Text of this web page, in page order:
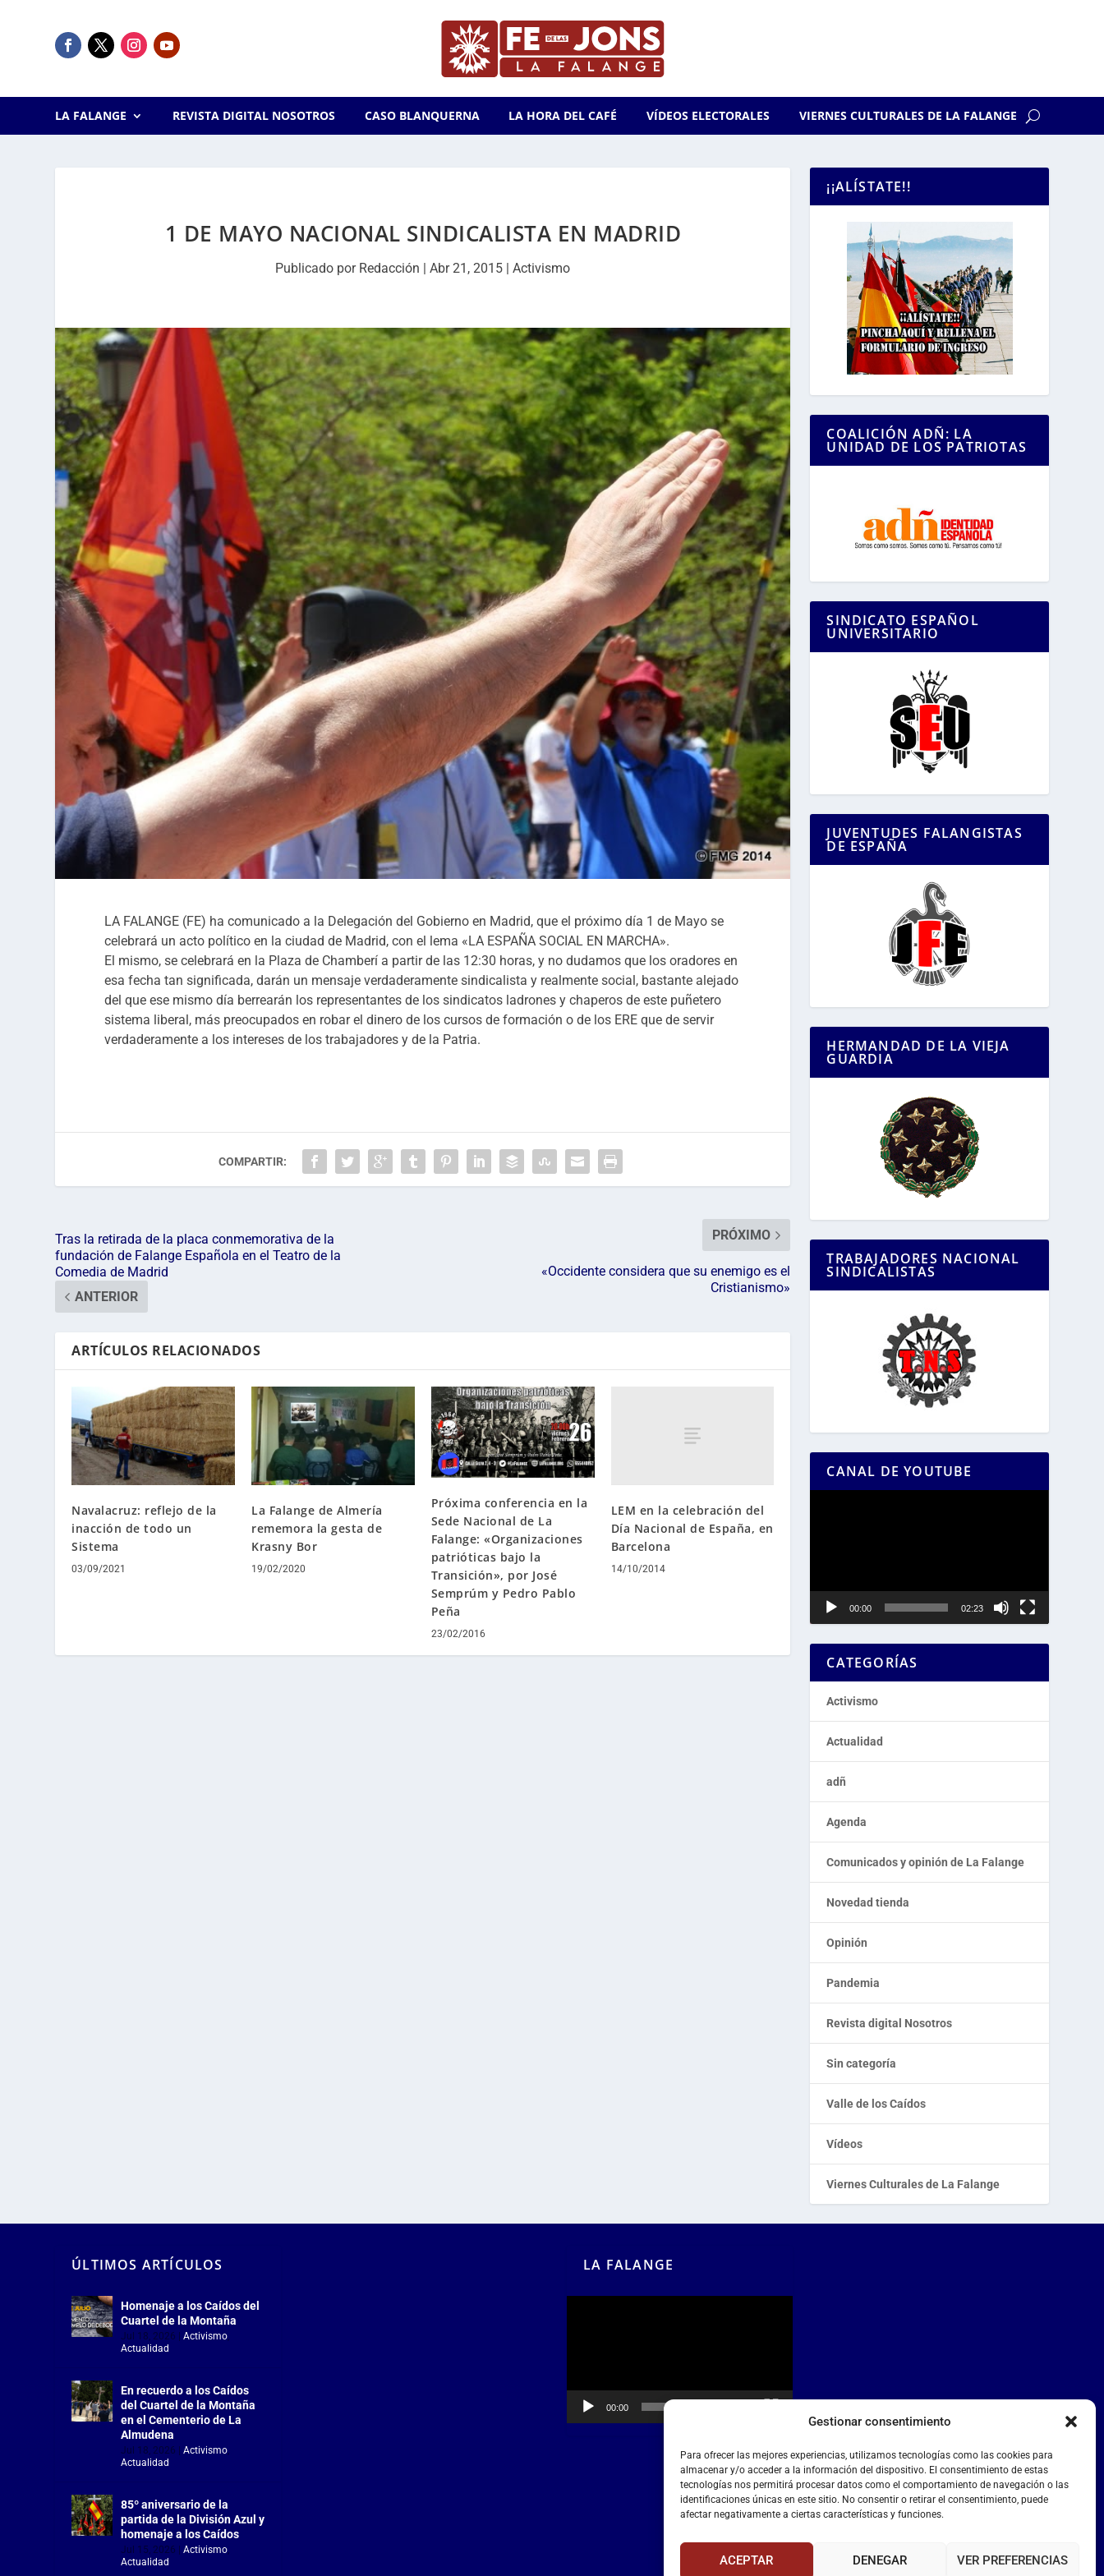
Gestionar consentimiento
Para ofrecer las mejores experiencias, utilizamos tecnologías como las cookies para
almacenar y/o acceder a la información del dispositivo. El consentimiento de estas
tecnologías nos permitirá procesar datos como el comportamiento de navegación o las
identificaciones únicas en este sitio. No consentir o retirar el consentimiento, puede
afectar negativamente a ciertas características y funciones.
ACEPTAR DENEGAR VER PREFERENCIAS
LA FALANGE REVISTA DIGITAL NOSOTROS CASO BLANQUERNA LA HORA DEL CAFÉ VÍDEOS ELECTORALES VIERNES CULTURALES DE LA FALANGE
1 DE MAYO NACIONAL SINDICALISTA EN MADRID
Publicado por Redacción |Abr 21, 2015 |Activismo
LA FALANGE (FE) ha comunicado a la Delegación del Gobierno en Madrid, que el próximo día 1 de Mayo se
celebrará un acto político en la ciudad de Madrid, con el lema «LA ESPAÑA SOCIAL EN MARCHA».
El mismo, se celebrará en la Plaza de Chamberí a partir de las 12:30 horas, y no dudamos que los oradores en
esa fecha tan significada, darán un mensaje verdaderamente sindicalista y realmente social, bastante alejado
del que ese mismo día berrearán los representantes de los sindicatos ladrones y chaperos de este puñetero
sistema liberal, más preocupados en robar el dinero de los cursos de formación o de los ERE que de servir
verdaderamente a los intereses de los trabajadores y de la Patria.
COMPARTIR:
Tras la retirada de la placa conmemorativa de la
fundación de Falange Española en el Teatro de la
Comedia de Madrid
ANTERIOR
PRÓXIMO
«Occidente considera que su enemigo es el
Cristianismo»
ARTÍCULOS RELACIONADOS
Navalacruz: reflejo de la
inacción de todo un
Sistema
03/09/2021
La Falange de Almería
rememora la gesta de
Krasny Bor
19/02/2020
Próxima conferencia en la
Sede Nacional de La
Falange: «Organizaciones
patrióticas bajo la
Transición», por José
Semprúm y Pedro Pablo
Peña
23/02/2016
LEM en la celebración del
Día Nacional de España, en
Barcelona
14/10/2014
¡¡ALÍSTATE!!
COALICIÓN ADÑ: LA
UNIDAD DE LOS PATRIOTAS
SINDICATO ESPAÑOL
UNIVERSITARIO
JUVENTUDES FALANGISTAS
DE ESPAÑA
HERMANDAD DE LA VIEJA
GUARDIA
TRABAJADORES NACIONAL
SINDICALISTAS
CANAL DE YOUTUBE
00:00 02:23
CATEGORÍAS
Activismo
Actualidad
adñ
Agenda
Comunicados y opinión de La Falange
Novedad tienda
Opinión
Pandemia
Revista digital Nosotros
Sin categoría
Valle de los Caídos
Vídeos
Viernes Culturales de La Falange
ÚLTIMOS ARTÍCULOS
Homenaje a los Caídos del
Cuartel de la Montaña
Jul 18, 2026 |Activismo,
Actualidad
En recuerdo a los Caídos
del Cuartel de la Montaña
en el Cementerio de La
Almudena
Jul 18, 2026 |Activismo,
Actualidad
85º aniversario de la
partida de la División Azul y
homenaje a los Caídos
Jul 15, 2026 |Activismo,
Actualidad
LA FALANGE
00:00